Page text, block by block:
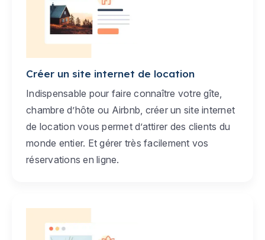
Créer un site internet de location
Indispensable pour faire connaître votre gîte,
chambre d’hôte ou Airbnb, créer un site internet
de location vous permet d’attirer des clients du
monde entier. Et gérer très facilement vos
réservations en ligne.